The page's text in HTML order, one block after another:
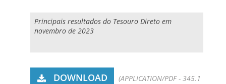
Principais resultados do Tesouro Direto em
novembro de 2023
DOWNLOAD
(APPLICATION/PDF - 345.1